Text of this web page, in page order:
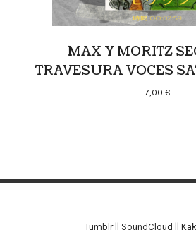
MAX Y MORITZ
TRAVESURA VOCES
7,00€
Tumblr|| SoundCloud